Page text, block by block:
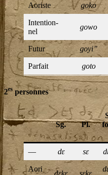
Aoriste goko
Inten­tion­
nel
gowo
Futur goyi”
Par­fait goto
2espersonnes
Sg. Pl.
— dɛ sɛ
Aori